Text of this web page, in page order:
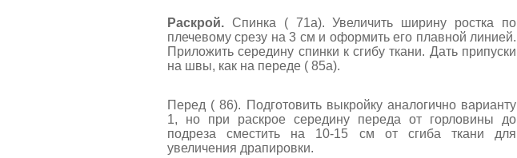
Раскрой. Спинка ( 71а). Увеличить ширину ростка по
плечевому срезу на 3 см и оформить его плавной линией.
Приложить середину спинки к сгибу ткани. Дать припуски
на швы, как на переде ( 85а).
Перед ( 86). Подготовить выкройку аналогично варианту
1, но при раскрое середину переда от горловины до
подреза сместить на 10-15 см от сгиба ткани для
увеличения драпировки.